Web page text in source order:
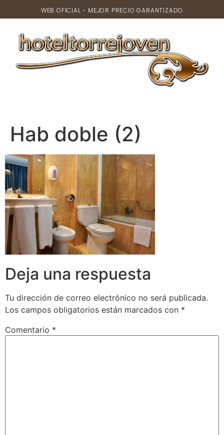
WEB OFICIAL - MEJOR PRECIO GARANTIZADO
Hab doble (2)
Deja una respuesta
Tu dirección de correo electrónico no será publicada.
Los campos obligatorios están marcados con *
Comentario *